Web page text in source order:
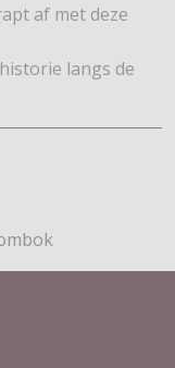
af met deze
langs de